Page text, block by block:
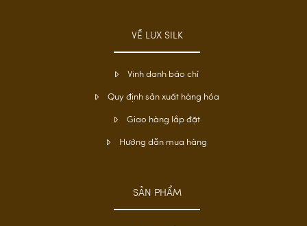
VỀ LUX SILK
Vinh danh báo chí
Quy định sản xuất hàng hóa
Giao hàng lắp đặt
Hướng dẫn mua hàng
SẢN PHẨM